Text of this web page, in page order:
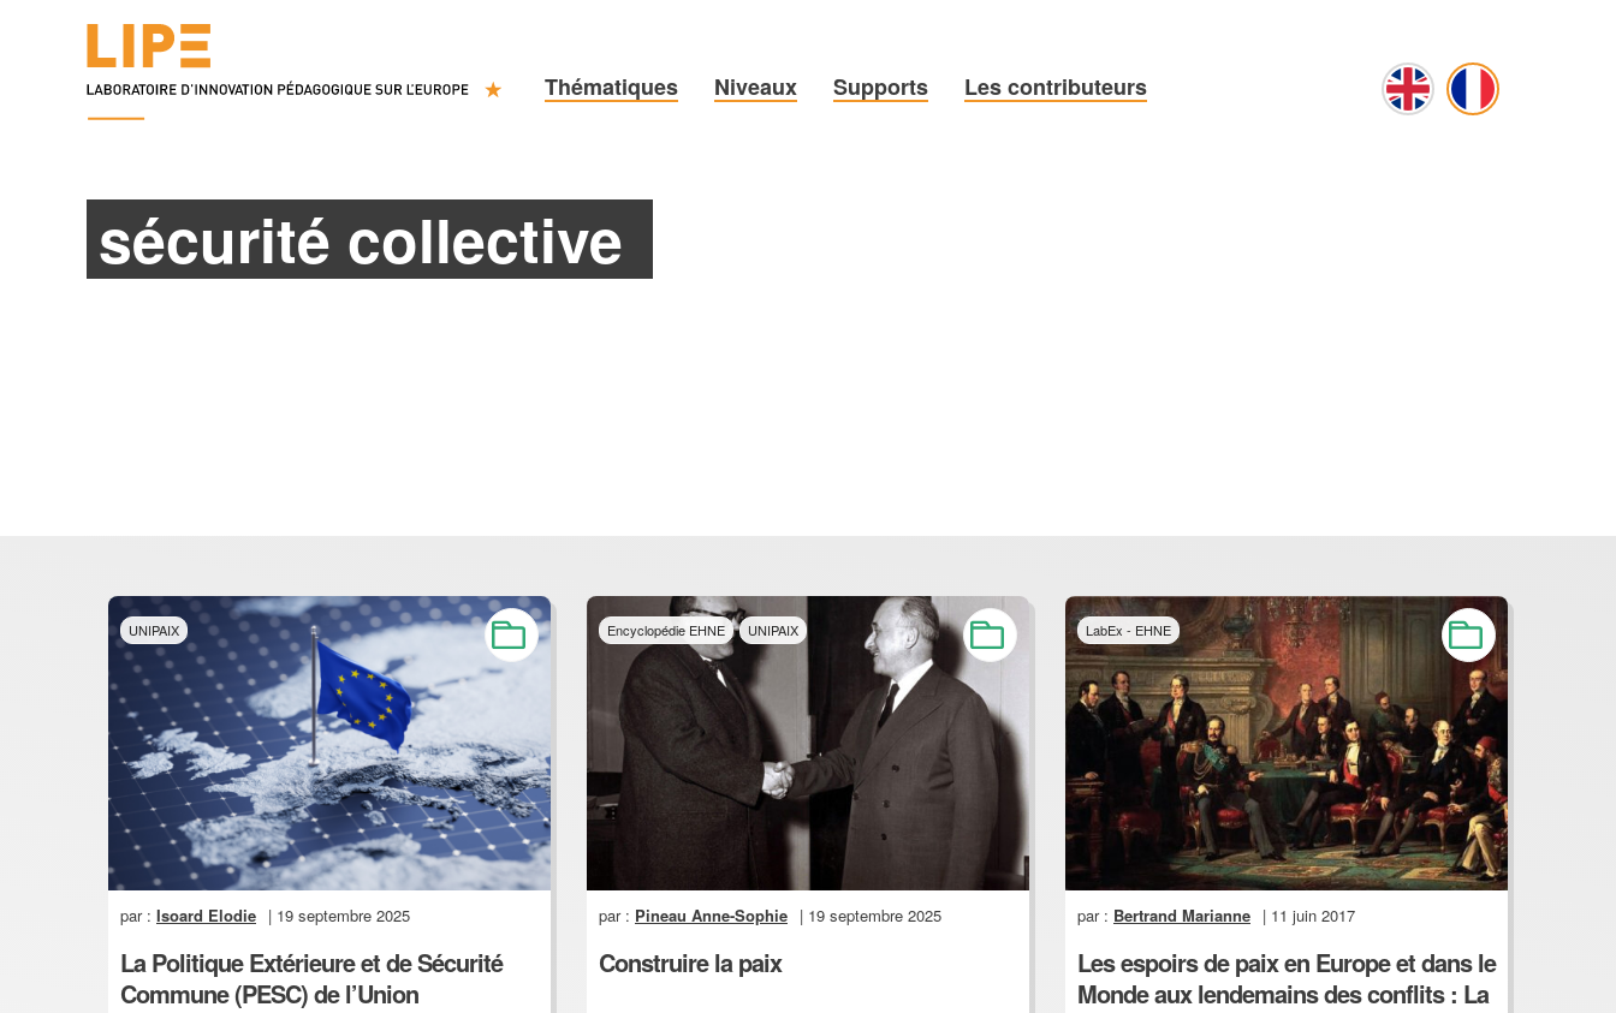
Thématiques Niveaux Supports Les contributeurs
sécurité collective
UNIPAIX
par : Isoard Elodie | 19 septembre 2025
La Politique Extérieure et de Sécurité
Commune (PESC) de l’Union
Encyclopédie EHNE UNIPAIX
par : Pineau Anne-Sophie | 19 septembre 2025
Construire la paix
LabEx - EHNE
par : Bertrand Marianne | 11 juin 2017
Les espoirs de paix en Europe et dans le
Monde aux lendemains des conflits : La